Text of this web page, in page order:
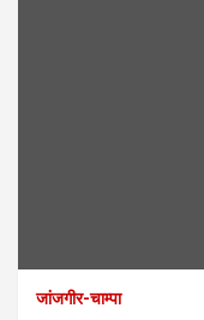
जांजगीर-चाम्पा